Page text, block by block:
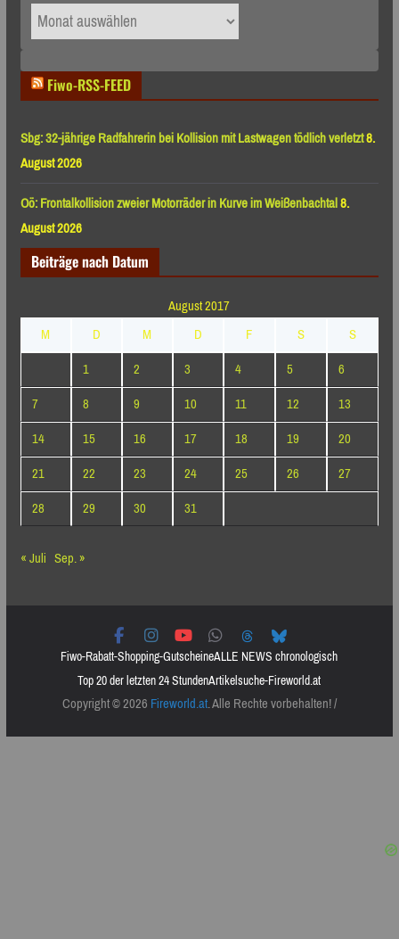
Archiv
nach
Fiwo-RSS-FEED
Sbg: 32-jährige Radfahrerin bei Kollision mit Lastwagen tödlich verletzt8.
August 2026
Oö: Frontalkollision zweier Motorräder in Kurve im Weißenbachtal8.
August 2026
Beiträge nach Datum
August 2017
M
D M D F S
S
1
2 3 4 5
6
7
8 9 10 11 12
13
14
15 16 17 18 19
20
21
22 23 24 25 26
27
28
29 30
31
« Juli Sep. »
Fiwo-Rabatt-Shopping-GutscheineALLE NEWS chronologisch
Top 20 der letzten 24 StundenArtikelsuche-Fireworld.at
Copyright © 2026Fireworld.at. Alle Rechte vorbehalten! /